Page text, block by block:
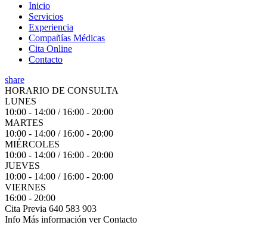
Inicio
Servicios
Experiencia
Compañías Médicas
Cita Online
Contacto
share
HORARIO DE CONSULTA
LUNES
10:00 - 14:00 / 16:00 - 20:00
MARTES
10:00 - 14:00 / 16:00 - 20:00
MIÉRCOLES
10:00 - 14:00 / 16:00 - 20:00
JUEVES
10:00 - 14:00 / 16:00 - 20:00
VIERNES
16:00 - 20:00
Cita Previa 640 583 903
Info Más información ver Contacto